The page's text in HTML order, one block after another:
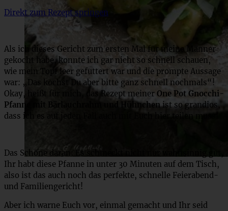
Direkt zum Rezept springen
Als ich dieses Gericht zum ersten Mal für meine Männer
gekocht habe, konnte ich gar nicht so schnell schauen,
wie mein Topf leer gefuttert war und die prompte Aussage
war: „Das kochst Du aber bitte ganz schnell nochmals“!
Okay, heißt für mich, das Rezept meiner One Pot Gnocchi-
Pfanne mit Bärlauchrahm und Hühnchenist so grandios,
dass ich es auf jeden Fall auch mit Euch hier teilen muss!
Das Schöne daran: Es schmeckt nicht nur wahnsinnig gut,
Ihr habt diese Pfanne in unter 30 Minuten auf dem Tisch,
also ist das auch noch das perfekte, schnelle Feierabend-
und Familiengericht!
Aber ich warne Euch vor, einmal gemacht und Ihr seid